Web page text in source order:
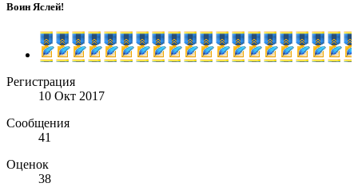
Воин Яслей!
Регистрация
10 Окт 2017
Сообщения
41
Оценок
38